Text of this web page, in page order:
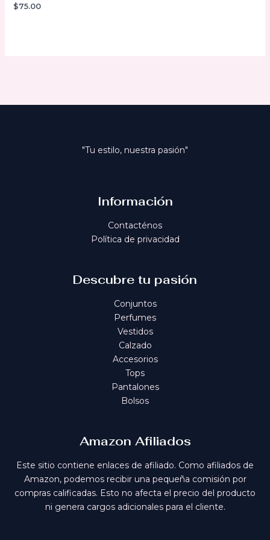
Valorado
$75.00
"Tu estilo, nuestra pasión"
Información
Contacténos
Política de privacidad
Descubre tu pasión
Conjuntos
Perfumes
Vestidos
Calzado
Accesorios
Tops
Pantalones
Bolsos
Amazon Afiliados
Este sitio contiene enlaces de afiliado. Como afiliados de
Amazon, podemos recibir una pequeña comisión por
compras calificadas. Esto no afecta el precio del producto
ni genera cargos adicionales para el cliente.